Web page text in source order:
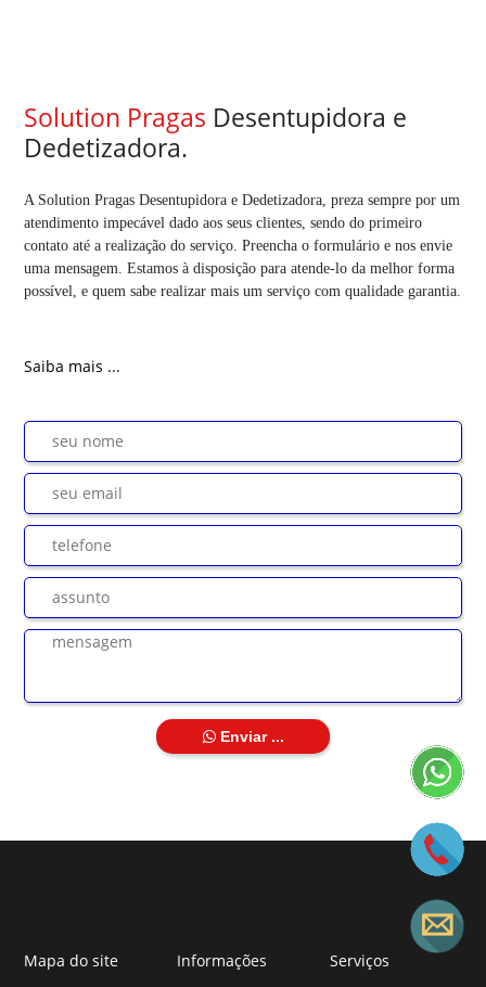
Solution Pragas Desentupidora e
Dedetizadora.
A Solution Pragas Desentupidora e Dedetizadora, preza sempre por um
atendimento impecável dado aos seus clientes, sendo do primeiro
contato até a realização do serviço. Preencha o formulário e nos envie
uma mensagem. Estamos à disposição para atende-lo da melhor forma
possível, e quem sabe realizar mais um serviço com qualidade garantia.
Saiba mais ...
Enviar ...
Mapa do site
Informações
Serviços